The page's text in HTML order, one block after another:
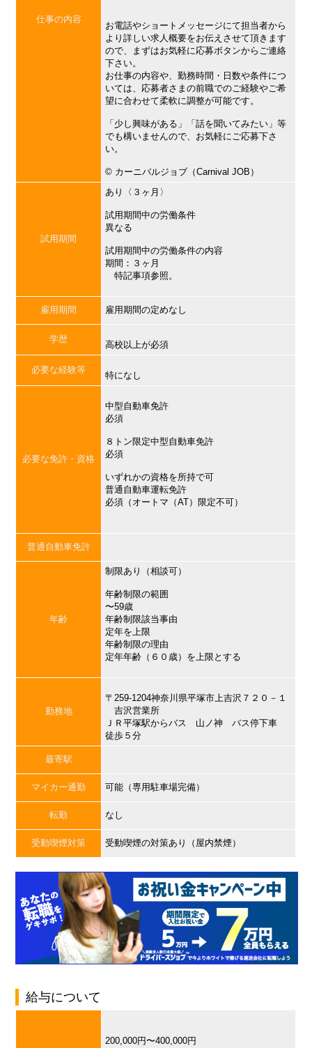
仕事の内容
お電話やショートメッセージにて担当者から
より詳しい求人概要をお伝えさせて頂きます
ので、まずはお気軽に応募ボタンからご連絡
下さい。
お仕事の内容や、勤務時間・日数や条件につ
いては、応募者さまの前職でのご経験やご希
望に合わせて柔軟に調整が可能です。
「少し興味がある」「話を聞いてみたい」等
でも構いませんので、お気軽にご応募下さ
い。
©︎ カーニバルジョブ（Carnival JOB）
試用期間
あり〈３ヶ月〉
試用期間中の労働条件
異なる
試用期間中の労働条件の内容
期間：３ヶ月
特記事項参照。
雇用期間 雇用期間の定めなし
学歴
高校以上が必須
必要な経験等
特になし
必要な免許・資格
中型自動車免許
必須
８トン限定中型自動車免許
必須
いずれかの資格を所持で可
普通自動車運転免許
必須（オートマ（AT）限定不可）
普通自動車免許
年齢
制限あり（相談可）
年齢制限の範囲
〜59歳
年齢制限該当事由
定年を上限
年齢制限の理由
定年年齢（６０歳）を上限とする
勤務地
〒259-1204神奈川県平塚市上吉沢７２０－１
吉沢営業所
ＪＲ平塚駅からバス 山ノ神 バス停下車
徒歩５分
最寄駅
マイカー通勤 可能（専用駐車場完備）
転勤 なし
受動喫煙対策 受動喫煙の対策あり（屋内禁煙）
給与について
200,000円〜400,000円